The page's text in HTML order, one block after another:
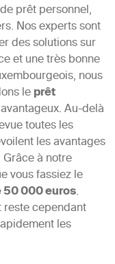
prêt personnel,
Nos experts sont
des solutions sur
et une très bonne
nous
leprêt
Au-delà
toutes les
les avantages
à notre
vous fassiez le
000 euros.
cependant
les